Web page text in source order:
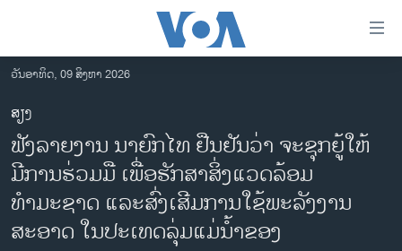
ເຂົ້າ
ຫາ
ຂ້າມ
ຂ້າມ
ຂ້າມ
ໄປ
ຫາ
ຊອກ
ລາວ
ອາເມຣິກາ
ການເລືອກຕັ້ງ ປະທານາທີບໍດີ ສະຫະລັດ 2024
ຂ່າວ​ຈີນ
ວັນອາທິດ, 09 ສິງຫາ 2026
ສຽງ
ຟັງລາຍງານ ນາຍົກໄທ ຢືນຢັນວ່າ ຈະຊຸກຍູ້ໃຫ້
ມີການຮ່ວມມື ເພື່ອຮັກສາສິ່ງແວດລ້ອມ
ທຳມະຊາດ ແລະສົ່ງເສີມການໃຊ້ພະລັງງານ
ສະອາດ ໃນປະເທດລຸ່ມແມ່ນ້ຳຂອງ